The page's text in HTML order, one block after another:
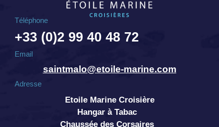
Téléphone
+33 (0)2 99 40 48 72
Email
saintmalo@etoile-marine.com
Adresse
Etoile Marine Croisière
Hangar à Tabac
Chaussée des Corsaires